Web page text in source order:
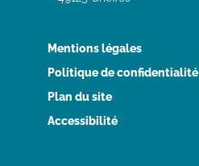
Mentions légales
Politique de confidentialité
Plan du site
Accessibilité